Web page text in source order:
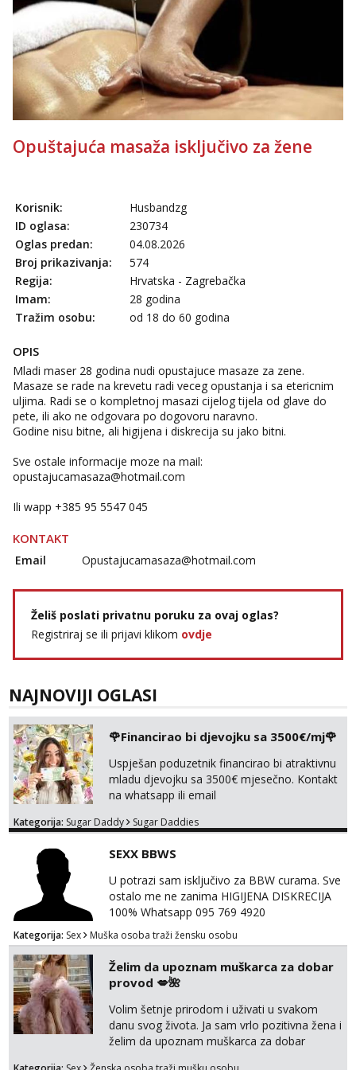
Tel: 064/677-677 - Kod: #121
tel:0,93€ - mob:1,12€ min
Obavijesti me kada se oslobodi
Alisa
Čekam tvoj poziv!
Tel: 064/677-677- Kod: #106
tel:0,93€ - mob:1,12€ min
Vanesa
Obavijesti me kada se oslobodi
064/677-677- Kod: #87
tel:0,93€ - mob:1,12€ min
tel:0,93€ - mob:1,12€ min
Obavijesti me kada se oslobodi
Anđela
Čekam tvoj poziv!
Tel:064/677-677 - Kod: #142
tel:0,93€ - mob:1,12€ min
Opuštajuća masaža isključivo za žene
Korisnik:
Husbandzg
ID oglasa:
230734
Oglas predan:
04.08.2026
Broj prikazivanja:
574
Regija:
Hrvatska - Zagrebačka
Imam:
28 godina
Tražim osobu:
od 18 do 60 godina
OPIS
Mladi maser 28 godina nudi opustajuce masaze za zene.
Masaze se rade na krevetu radi veceg opustanja i sa etericnim
uljima. Radi se o kompletnoj masazi cijelog tijela od glave do
pete, ili ako ne odgovara po dogovoru naravno.
Godine nisu bitne, ali higijena i diskrecija su jako bitni.
Sve ostale informacije moze na mail:
opustajucamasaza@hotmail.com
Ili wapp +385 95 5547 045
KONTAKT
Email Opustajucamasaza@hotmail.com
Želiš poslati privatnu poruku za ovaj oglas?
Registriraj se ili prijavi klikom ovdje
NAJNOVIJI OGLASI
🌹Financirao bi djevojku sa 3500€/mj🌹
Uspješan poduzetnik financirao bi atraktivnu
mladu djevojku sa 3500€ mjesečno. Kontakt
na whatsapp ili email
Kategorija: Sugar Daddy Sugar Daddies
SEXX BBWS
U potrazi sam isključivo za BBW curama. Sve
ostalo me ne zanima HIGIJENA DISKRECIJA
100% Whatsapp 095 769 4920
Kategorija: Sex Muška osoba traži žensku osobu
Želim da upoznam muškarca za dobar
provod 💋🌺
Volim šetnje prirodom i uživati u svakom
danu svog života. Ja sam vrlo pozitivna žena i
želim da upoznam muškarca za dobar